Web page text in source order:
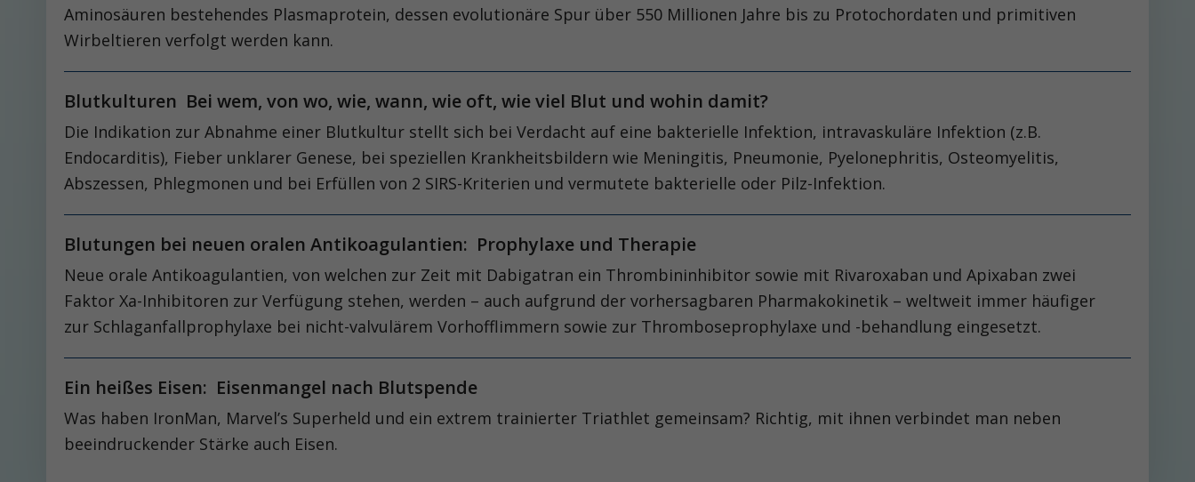
Aminosäuren bestehendes Plasmaprotein, dessen evolutionäre Spur über 550 Millionen Jahre bis zu Protochordaten und primitiven
Wirbeltieren verfolgt werden kann.
Blutkulturen Bei wem, von wo, wie, wann, wie oft, wie viel Blut und wohin damit?
Die Indikation zur Abnahme einer Blutkultur stellt sich bei Verdacht auf eine bakterielle Infektion, intravaskuläre Infektion (z.B.
Endocarditis), Fieber unklarer Genese, bei speziellen Krankheitsbildern wie Meningitis, Pneumonie, Pyelonephritis, Osteomyelitis,
Abszessen, Phlegmonen und bei Erfüllen von 2 SIRS-Kriterien und vermutete bakterielle oder Pilz-Infektion.
Blutungen bei neuen oralen Antikoagulantien: Prophylaxe und Therapie
Neue orale Antikoagulantien, von welchen zur Zeit mit Dabigatran ein Thrombininhibitor sowie mit Rivaroxaban und Apixaban zwei
Faktor Xa-Inhibitoren zur Verfügung stehen, werden – auch aufgrund der vorhersagbaren Pharmakokinetik – weltweit immer häufiger
zur Schlaganfallprophylaxe bei nicht-valvulärem Vorhofflimmern sowie zur Thromboseprophylaxe und -behandlung eingesetzt.
Ein heißes Eisen: Eisenmangel nach Blutspende
Was haben IronMan, Marvel’s Superheld und ein extrem trainierter Triathlet gemeinsam? Richtig, mit ihnen verbindet man neben
beeindruckender Stärke auch Eisen.